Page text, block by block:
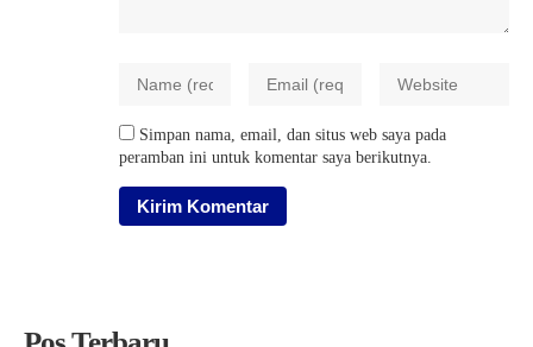
Simpan nama, email, dan situs web saya pada
peramban ini untuk komentar saya berikutnya.